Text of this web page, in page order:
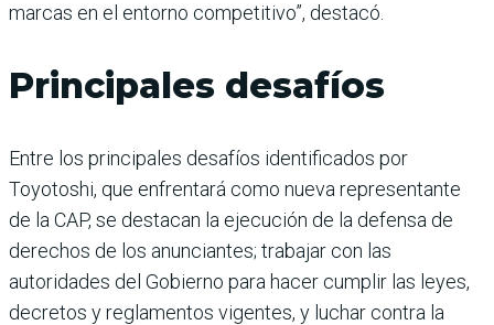
marcas en el entorno competitivo”, destacó.
Principales desafíos
Entre los principales desafíos identificados por
Toyotoshi, que enfrentará como nueva representante
de la CAP, se destacan la ejecución de la defensa de
derechos de los anunciantes; trabajar con las
autoridades del Gobierno para hacer cumplir las leyes,
decretos y reglamentos vigentes, y luchar contra la